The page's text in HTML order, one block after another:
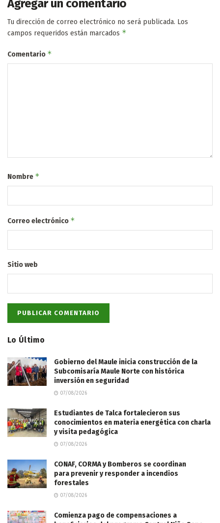
Agregar un comentario
Tu dirección de correo electrónico no será publicada. Los
campos requeridos están marcados *
Comentario *
Nombre *
Correo electrónico *
Sitio web
Lo Último
Gobierno del Maule inicia construcción de la
Subcomisaría Maule Norte con histórica
inversión en seguridad
07/08/2026
Estudiantes de Talca fortalecieron sus
conocimientos en materia energética con charla
y visita pedagógica
07/08/2026
CONAF, CORMA y Bomberos se coordinan
para prevenir y responder a incendios
forestales
07/08/2026
Comienza pago de compensaciones a